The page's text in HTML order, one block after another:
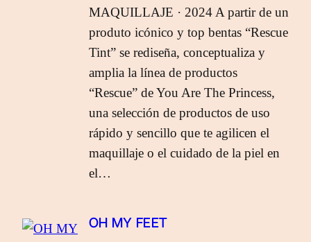
MAQUILLAJE · 2024 A partir de un
produto icónico y top bentas “Rescue
Tint” se rediseña, conceptualiza y
amplia la línea de productos
“Rescue” de You Are The Princess,
una selección de productos de uso
rápido y sencillo que te agilicen el
maquillaje o el cuidado de la piel en
el…
OH MY FEET